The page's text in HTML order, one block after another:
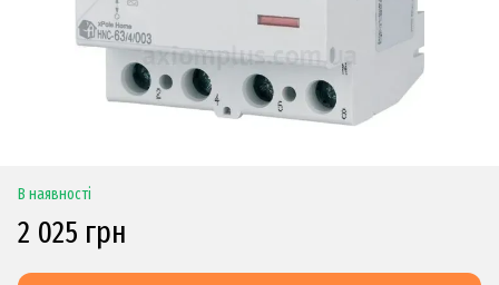
В наявності
2 025 грн